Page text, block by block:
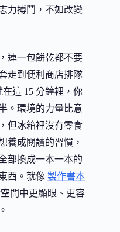
力搏鬥，不如改變
連一包餅乾都不要
走到便利商店排隊
這 15 分鐘裡，你
。環境的力量比意
但冰箱裡沒有零食
養成閱讀的習慣，
部換成一本一本的
西。就像 製作書本
間中更顯眼、更容